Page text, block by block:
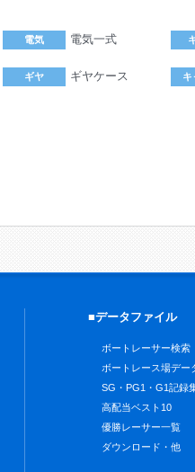
電気 電気一式
ギヤ ギヤケース キ
■データファイル
ボートレーサー検索
ボートレース場デー
SG・PG1・G1記録
高配当ベスト10
優勝レーサー一覧
ダウンロード・他